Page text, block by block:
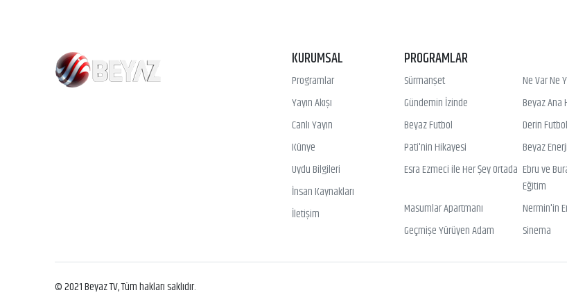
KURUMSAL
Programlar
Yayın Akışı
Canlı Yayın
Künye
Uydu Bilgileri
İnsan Kaynakları
İletişim
PROGRAMLAR
Sürmanşet Ne Var Ne
Gündemin İzinde
Beyaz Ana
Beyaz Futbol
Derin Futbol
Pati'nin Hikayesi
Beyaz Enerji
Esra Ezmeci ile Her Şey Ortada Ebru ve
Eğitim
Masumlar Apartmanı Nermin'in
Geçmişe Yürüyen Adam
Sinema
© 2021 Beyaz TV, Tüm hakları saklıdır.